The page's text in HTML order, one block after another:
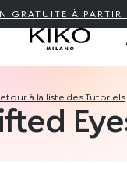
GRATUITE À
à la liste des Tutoriels